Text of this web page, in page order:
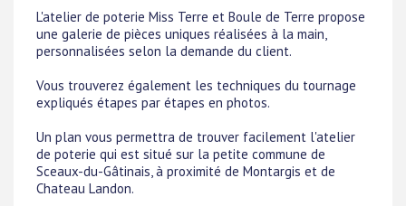
L'atelier de poterie Miss Terre et Boule de Terre propose
une galerie de pièces uniques réalisées à la main,
personnalisées selon la demande du client.
Vous trouverez également les techniques du tournage
expliqués étapes par étapes en photos.
Un plan vous permettra de trouver facilement l'atelier
de poterie qui est situé sur la petite commune de
Sceaux-du-Gâtinais, à proximité de Montargis et de
Chateau Landon.